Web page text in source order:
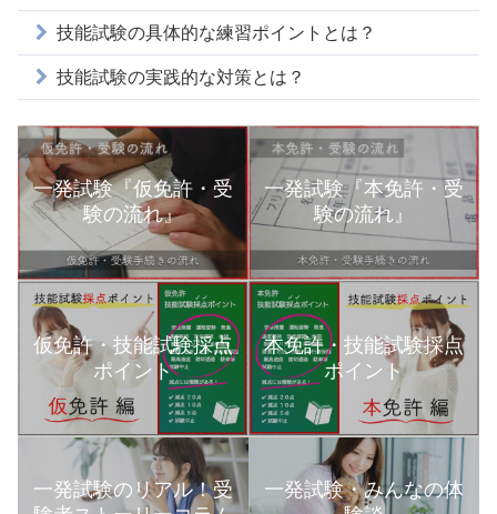
技能試験の具体的な練習ポイントとは？
技能試験の実践的な対策とは？
一発試験『仮免許・受
験の流れ』
一発試験『本免許・受
験の流れ』
仮免許・技能試験採点
ポイント
本免許・技能試験採点
ポイント
一発試験のリアル！受
一発試験・みんなの体